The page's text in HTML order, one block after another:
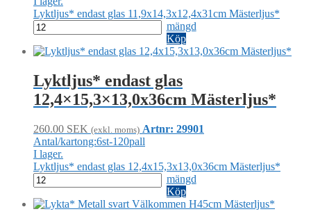
Lyktljus* endast glas 11,9x14,3x12,4x31cm Mästerljus*
mängd
Köp
Lyktljus* endast glas
12,4×15,3×13,0x36cm Mästerljus*
260.00 SEK (exkl. moms) Artnr: 29901
Antal/kartong:6st-120pall
I lager.
Lyktljus* endast glas 12,4x15,3x13,0x36cm Mästerljus*
mängd
Köp